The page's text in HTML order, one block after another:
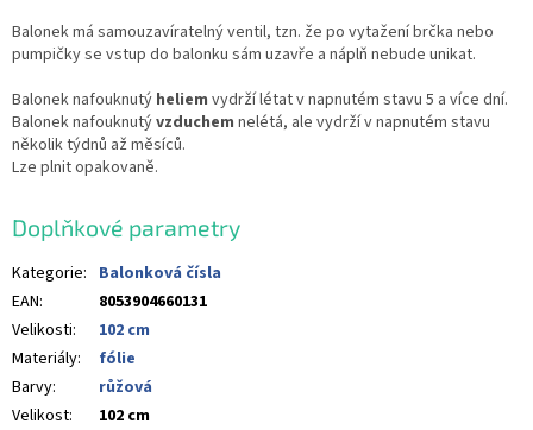
Balonek má samouzavíratelný ventil, tzn. že po vytažení brčka nebo
pumpičky se vstup do balonku sám uzavře a náplň nebude unikat.
Balonek nafouknutý heliem vydrží létat v napnutém stavu 5 a více dní.
Balonek nafouknutývzduchem nelétá, ale vydrží v napnutém stavu
několik týdnů až měsíců.
Lze plnit opakovaně.
Doplňkové parametry
Kategorie: Balonková čísla
EAN:
8053904660131
Velikosti:
102 cm
Materiály:
fólie
Barvy:
růžová
Velikost:
102 cm